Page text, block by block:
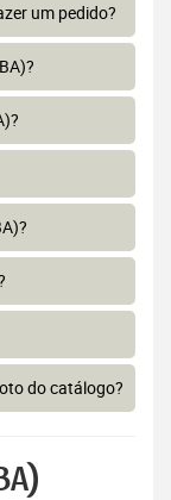
um pedido?
do catálogo?